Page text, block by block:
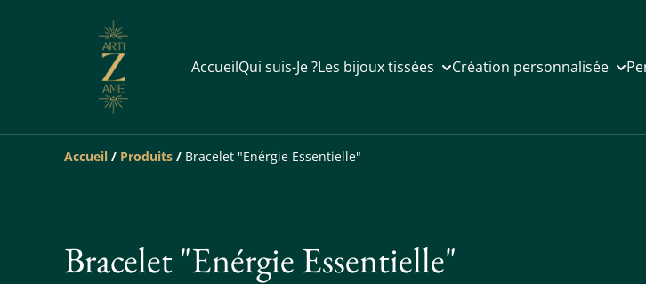
AccueilQui suis-Je ?Les bijoux tissées Création personnalisée
Accueil / Produits / Bracelet "Enérgie Essentielle"
Bracelet "Enérgie Essentielle"